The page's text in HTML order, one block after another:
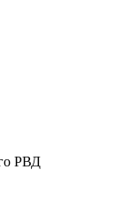
РВД